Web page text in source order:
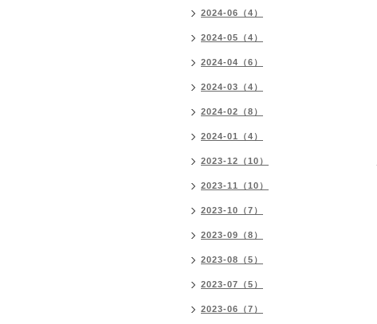
2024-06（4）
2024-05（4）
2024-04（6）
2024-03（4）
2024-02（8）
2024-01（4）
2023-12（10）
2023-11（10）
2023-10（7）
2023-09（8）
2023-08（5）
2023-07（5）
2023-06（7）